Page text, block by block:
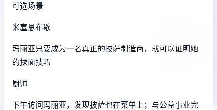
可选场景
米塞恩布歇
玛丽亚只要成为一名真正的披萨制造商，就可以证明她
的揉面技巧
厨师
下午访问玛丽亚，发现披萨也在菜单上；与公益事业完